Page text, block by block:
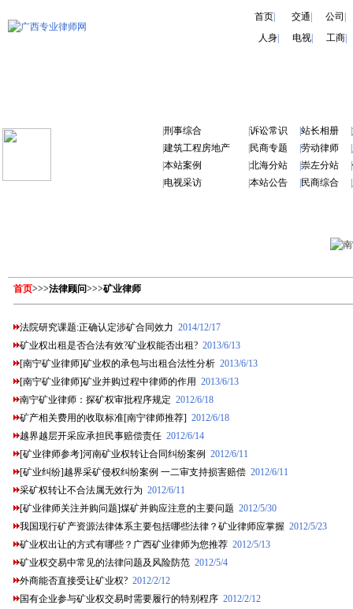
首页| 交通 公司
人身
电视 工商
刑事综合 诉讼常识 站长相册
建筑工程房地产 民商专题 劳动律师
本站案例 北海分站 崇左分站
电视采访 本站公告 民商综合
首页>>>法律顾问>>>矿业律师
法院研究课题:正确认定涉矿合同效力 2014/12/17
矿业权出租是否合法有效?矿业权能否出租? 2013/6/13
[南宁矿业律师]矿业权的承包与出租合法性分析 2013/6/13
[南宁矿业律师]矿业并购过程中律师的作用 2013/6/13
南宁矿业律师：探矿权审批程序规定 2012/6/18
矿产相关费用的收取标准[南宁律师推荐] 2012/6/18
越界越层开采应承担民事赔偿责任 2012/6/14
[矿业律师参考]河南矿业权转让合同纠纷案例 2012/6/11
[矿业纠纷]越界采矿侵权纠纷案例 一二审支持损害赔偿 2012/6/11
采矿权转让不合法属无效行为 2012/6/11
[矿业律师关注并购问题]煤矿并购应注意的主要问题 2012/5/30
我国现行矿产资源法律体系主要包括哪些法律？矿业律师应掌握 2012/5/23
矿业权出让的方式有哪些？广西矿业律师为您推荐 2012/5/13
矿业权交易中常见的法律问题及风险防范 2012/5/4
外商能否直接受让矿业权? 2012/2/12
国有企业参与矿业权交易时需要履行的特别程序 2012/2/12